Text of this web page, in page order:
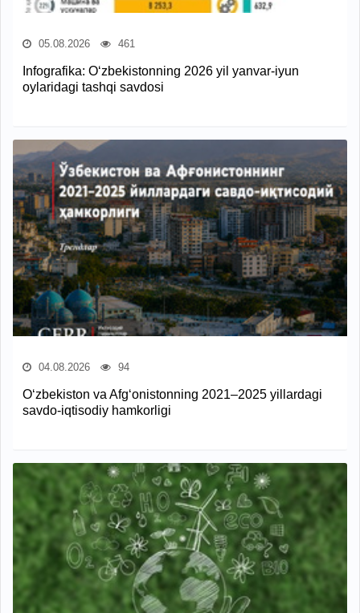
05.08.2026 461
Infografika: O‘zbekistonning 2026 yil yanvar-iyun
oylaridagi tashqi savdosi
04.08.2026 94
O‘zbekiston va Afg‘onistonning 2021–2025 yillardagi
savdo-iqtisodiy hamkorligi